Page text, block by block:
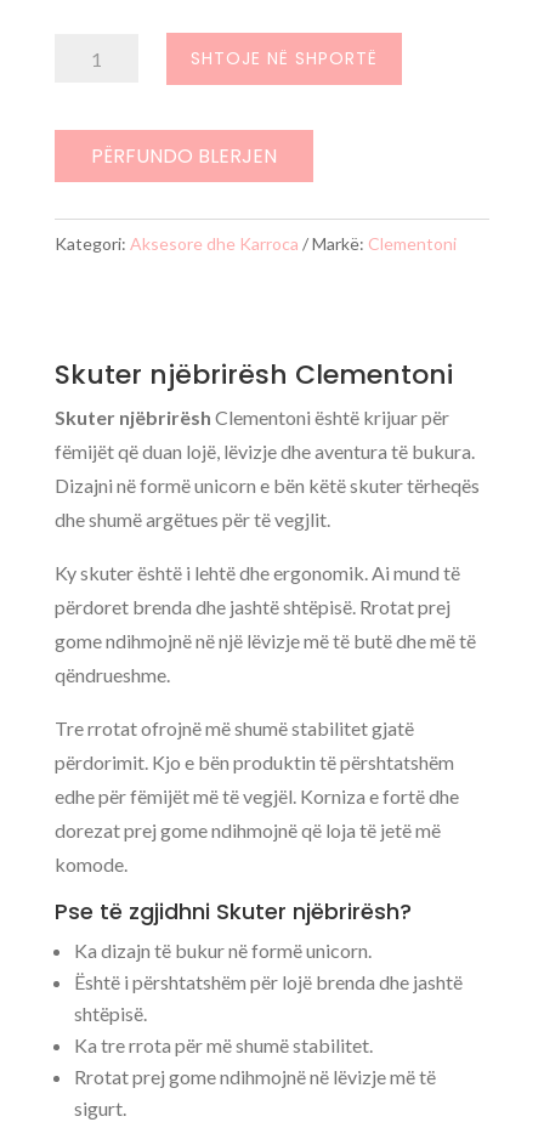
SHTOJE NË SHPORTË
PËRFUNDO BLERJEN
Kategori: Aksesore dhe Karroca Markë: Clementoni
Skuter njëbrirësh Clementoni
Skuter njëbrirësh Clementoni është krijuar për
fëmijët që duan lojë, lëvizje dhe aventura të bukura.
Dizajni në formë unicorn e bën këtë skuter tërheqës
dhe shumë argëtues për të vegjlit.
Ky skuter është i lehtë dhe ergonomik. Ai mund të
përdoret brenda dhe jashtë shtëpisë. Rrotat prej
gome ndihmojnë në një lëvizje më të butë dhe më të
qëndrueshme.
Tre rrotat ofrojnë më shumë stabilitet gjatë
përdorimit. Kjo e bën produktin të përshtatshëm
edhe për fëmijët më të vegjël. Korniza e fortë dhe
dorezat prej gome ndihmojnë që loja të jetë më
komode.
Pse të zgjidhni Skuter njëbrirësh?
Ka dizajn të bukur në formë unicorn.
Është i përshtatshëm për lojë brenda dhe jashtë
shtëpisë.
Ka tre rrota për më shumë stabilitet.
Rrotat prej gome ndihmojnë në lëvizje më të
sigurt.